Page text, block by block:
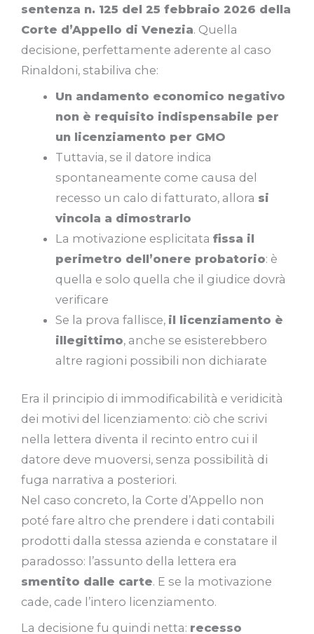
sentenza n. 125 del 25 febbraio 2026 della
Corte d’Appello di Venezia. Quella
decisione, perfettamente aderente al caso
Rinaldoni, stabiliva che:
Un andamento economico negativo
non è requisito indispensabile per
un licenziamento per GMO
Tuttavia, se il datore indica
spontaneamente come causa del
recesso un calo di fatturato, allora si
vincola a dimostrarlo
La motivazione esplicitatafissa il
perimetro dell’onere probatorio: è
quella e solo quella che il giudice dovrà
verificare
Se la prova fallisce, il licenziamento è
illegittimo, anche se esisterebbero
altre ragioni possibili non dichiarate
Era il principio di immodificabilità e veridicità
dei motivi del licenziamento: ciò che scrivi
nella lettera diventa il recinto entro cui il
datore deve muoversi, senza possibilità di
fuga narrativa a posteriori.
Nel caso concreto, la Corte d’Appello non
poté fare altro che prendere i dati contabili
prodotti dalla stessa azienda e constatare il
paradosso: l’assunto della lettera era
smentito dalle carte. E se la motivazione
cade, cade l’intero licenziamento.
La decisione fu quindi netta: recesso